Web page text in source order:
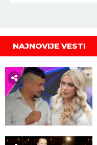
NAJNOVIJE VESTI